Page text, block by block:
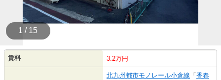
1 / 15
賃料 3.2万円
北九州都市モノレール小倉線 「 香春